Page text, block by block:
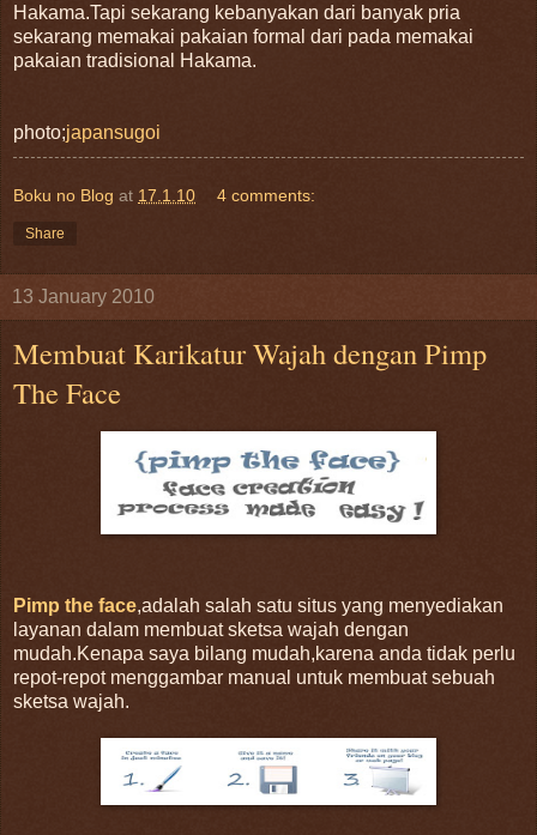
Hakama.Tapi sekarang kebanyakan dari banyak pria
sekarang memakai pakaian formal dari pada memakai
pakaian tradisional Hakama.
photo;japansugoi
Boku no Blog at 17.1.10 4 comments:
Share
13 January 2010
Membuat Karikatur Wajah dengan Pimp
The Face
Pimp the face,adalah salah satu situs yang menyediakan
layanan dalam membuat sketsa wajah dengan
mudah.Kenapa saya bilang mudah,karena anda tidak perlu
repot-repot menggambar manual untuk membuat sebuah
sketsa wajah.